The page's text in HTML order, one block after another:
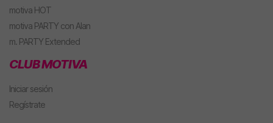
motiva HOT
motiva PARTY con Alan
m. PARTY Extended
CLUB MOTIVA
Iniciar sesión
Regístrate